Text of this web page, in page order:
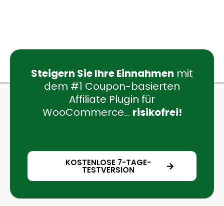
Steigern Sie Ihre Einnahmen mit
dem #1 Coupon-basierten
Affiliate Plugin für
WooCommerce... risikofrei!
KOSTENLOSE 7-TAGE-
TESTVERSION